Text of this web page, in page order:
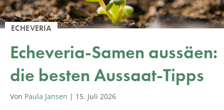
ECHEVERIA
Echeveria-Samen aussäen:
die besten Aussaat-Tipps
Von Paula Jansen | 15. Juli 2026